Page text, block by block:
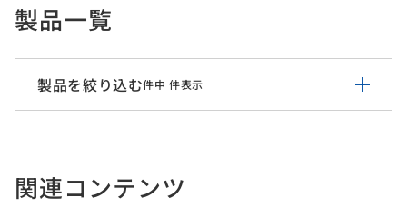
製品一覧
製品を絞り込む件中 件表示
関連コンテンツ